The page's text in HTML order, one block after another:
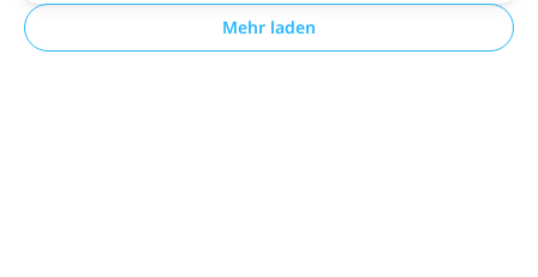
Mehr laden